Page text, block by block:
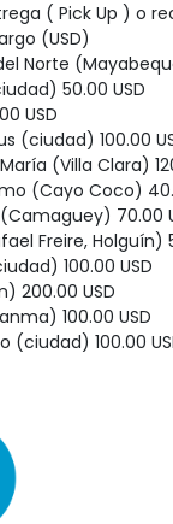
( Pick Up ) o
(USD)
Norte
50.00 USD
USD
(ciudad) 100.00
(Villa Clara)
(Cayo Coco)
70.00
Freire, Holguín)
100.00 USD
200.00 USD
100.00 USD
(ciudad) 100.00